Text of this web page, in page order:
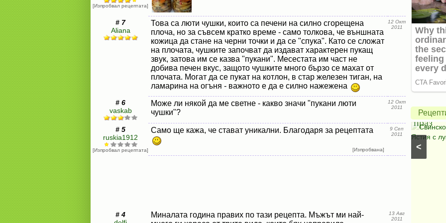
[Изпробвал рецептата]
# 7
Aliana
Това са люти чушки, които са печени на силно сгорещена
плоча, но за съвсем кратко време - само толкова, че външната
кожица да стане на черни точки и да се "спука". Като се сложат
на плочата, чушките започват да издават характерен пукащ
звук, затова им се казва "пукани". Месестата им част не
добива печен вкус, защото чушките много бързо се махат от
плочата. Могат да се пукат на котлон, в стар железен тиган, на
ламарина на огъня - важното е да е силно нажежена
12 Окт
2011
# 6
vaskab
Може ли някой да ме светне - какво значи "пукани люти
чушки"?
12 Окт
2011
# 5
ruskia1912
[Изпробвал рецептата]
Само ще кажа, че стават уникални. Благодаря за рецептата
[Изпробвана]
9 Сеп
2011
# 4
Миналата година правих по тази рецепта. Мъжът ми най-
13 Авг
2011
<
Зелена
салата
с
авокадо
и
моцарела
Салати с моркови⋅Моцарела⋅Салати с
царевица
Салати без месо Салати с чушки⋅
Салати с марули (зелени
салати)
с
праз
Ястия с